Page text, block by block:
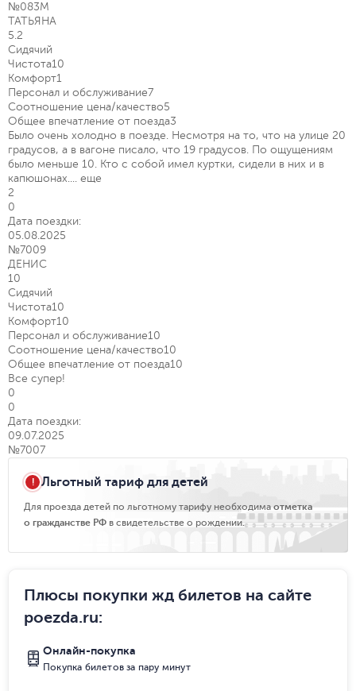
№083М
ТАТЬЯНА
5.2
Сидячий
Чистота10
Комфорт1
Персонал и обслуживание7
Соотношение цена/качество5
Общее впечатление от поезда3
Было очень холодно в поезде. Несмотря на то, что на улице 20
градусов, а в вагоне писало, что 19 градусов. По ощущениям
было меньше 10. Кто с собой имел куртки, сидели в них и в
капюшонах.... еще
2
0
Дата поездки:
05.08.2025
№7009
ДЕНИС
10
Сидячий
Чистота10
Комфорт10
Персонал и обслуживание10
Соотношение цена/качество10
Общее впечатление от поезда10
Все супер!
0
0
Дата поездки:
09.07.2025
№7007
Льготный тариф для детей
Для проезда детей по льготному тарифу необходима отметка
о гражданстве РФ в свидетельстве о рождении.
Плюсы покупки жд билетов на сайте
poezda.ru:
Онлайн-покупка
Покупка билетов за пару минут